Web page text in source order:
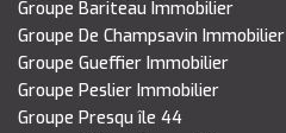
Groupe Bariteau Immobilier
Groupe De Champsavin Immobilier
Groupe Gueffier Immobilier
Groupe Peslier Immobilier
Groupe Presqu île 44